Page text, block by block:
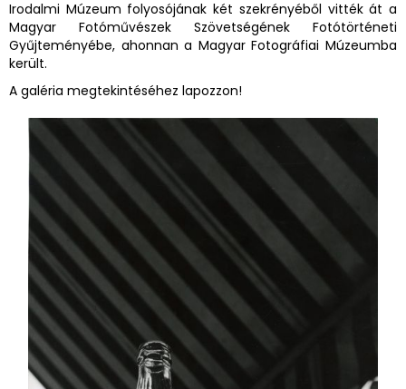
Irodalmi Múzeum folyosójának két szekrényéből vitték át a
Magyar Fotóművészek Szövetségének Fotótörténeti
Gyűjteményébe, ahonnan a Magyar Fotográfiai Múzeumba
került.
A galéria megtekintéséhez lapozzon!